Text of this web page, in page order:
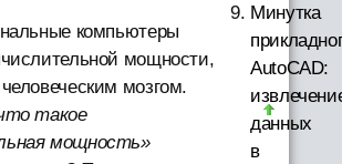
компьютеры
мощности,
мозгом.
такое
мощность»
Минутка
AutoCAD:
данных
в